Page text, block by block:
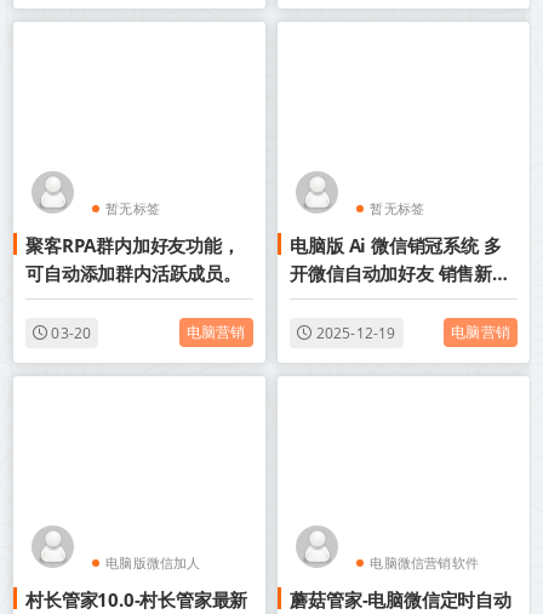
暂无标签
聚客RPA群内加好友功能，
可自动添加群内活跃成员。
03-20 电脑营销
暂无标签
电脑版 Ai 微信销冠系统 多
开微信自动加好友 销售新人
成单神器
2025-12-19 电脑营销
电脑版微信加人
电脑微信营销软件
村长管家10.0-村长管家最新
电脑微信营销软件
电脑版微信加人
蘑菇管家-电脑微信定时自动